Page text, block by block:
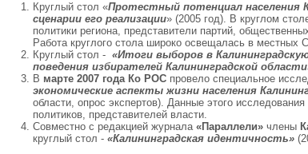
Круглый стол «Протестный потенциал населения
сценарии его реализации» (2005 год). В круглом
политики региона, представители партий,
Работа круглого стола широко освещалась в местных
Круглый стол - «Итоги выборов в
поведения избирателей Калининградской
В марте 2007 года Ко РОСпровело специальное
экономические аспекты жизни населения
области, опрос экспертов). Данные этого
политиков, представителей власти.
Совместно с редакцией журнала «Параллели»члены
круглый стол - «Калининградская идентичность»